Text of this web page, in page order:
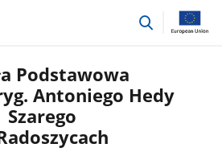
przejdź
Podstawowa
Antoniego Hedy
Szarego